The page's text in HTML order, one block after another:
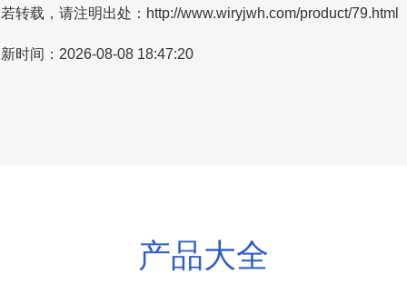
转载，请注明出处：http://www.wiryjwh.com/product/79.html
时间：2026-08-08 18:47:20
产品大全